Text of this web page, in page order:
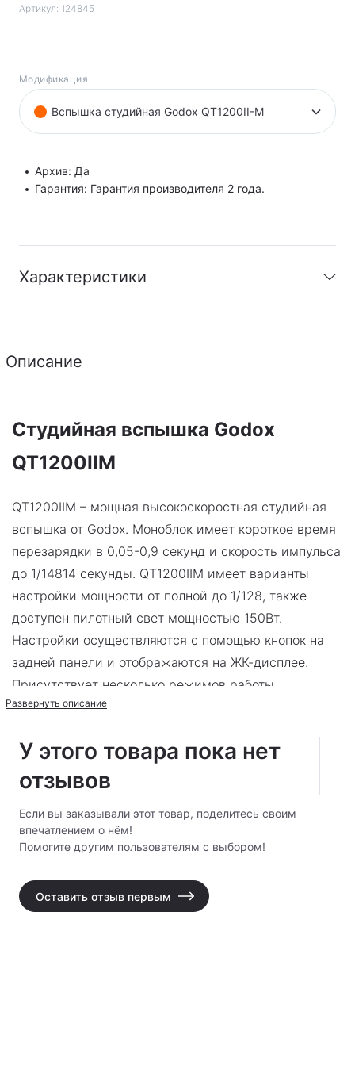
Артикул: 124845
Модификация
Вспышка студийная Godox QT1200II-M
Архив: Да
Гарантия: Гарантия производителя 2 года.
Характеристики
Гарантия:
Описание
Студийная вспышка Godox
QT1200IIM
QТ1200IIМ – мощная высокоскоростная студийная
вспышка от Godox. Моноблок имеет короткое время
перезарядки в 0,05-0,9 секунд и скорость импульса
до 1/14814 секунды. QТ1200IIМ имеет варианты
настройки мощности от полной до 1/128, также
доступен пилотный свет мощностью 150Вт.
Настройки осуществляются с помощью кнопок на
задней панели и отображаются на ЖК-дисплее.
Присутствует несколько режимов работы,
подходящих практически для любых ситуаций.
Развернуть описание
У этого товара пока нет
отзывов
Если вы заказывали этот товар, поделитесь своим
впечатлением о нём!
Помогите другим пользователям с выбором!
Оставить отзыв первым